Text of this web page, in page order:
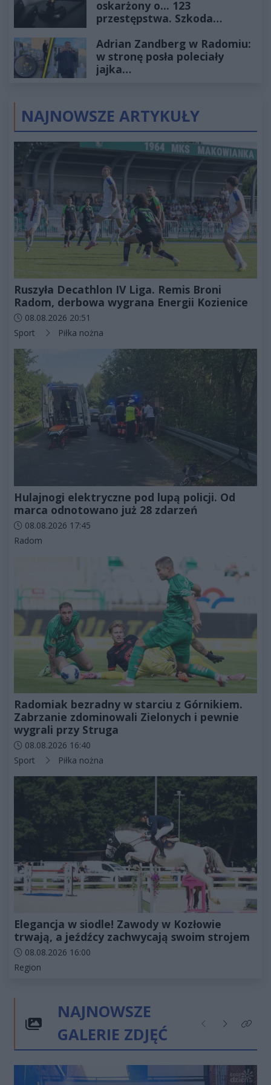
oskarżony o... 123
przestępstwa. Szkoda
złotych
Adrian Zandberg w Radomiu:
w stronę posła poleciały
jajka…
NAJNOWSZE ARTYKUŁY
Ruszyła Decathlon IV Liga. Remis Broni
Radom, derbowa wygrana Energii Kozienice
Data dodania artykułu:
08.08.2026 20:51
Kategorie artykułu:
Sport Piłka nożna
Hulajnogi elektryczne pod lupą policji. Od
marca odnotowano już 28 zdarzeń
Data dodania artykułu:
08.08.2026 17:45
Kategorie artykułu:
Radom
Radomiak bezradny w starciu z Górnikiem.
Zabrzanie zdominowali Zielonych i pewnie
wygrali przy Struga
Data dodania artykułu:
08.08.2026 16:40
Kategorie artykułu:
Sport Piłka nożna
Elegancja w siodle! Zawody w Kozłowie
trwają, a jeźdźcy zachwycają swoim strojem
Data dodania artykułu:
08.08.2026 16:00
Kategorie artykułu:
Region
NAJNOWSZE
GALERIE ZDJĘĆ
Poprzednie
NastępneKliknij